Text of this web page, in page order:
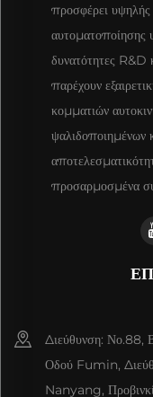
προσφέρει υψηλής
αυτοματοποίησης
δυνατότητες R&D
παρέχουν
κομματιών
ψαλιδοποιημένων
προσαρμοσμένα
Διεύθυνση: Νο.88,
Οδού Fumin,
Nanyang,